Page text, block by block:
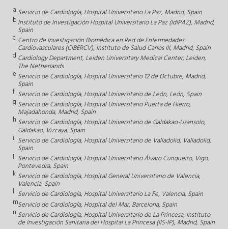
a Servicio de Cardiología, Hospital Universitario La Paz, Madrid, Spain
bInstituto de Investigación Hospital Universitario La Paz (IdiPAZ), Madrid,
Spain
c Centro de Investigación Biomédica en Red de Enfermedades
Cardiovasculares (CIBERCV), Instituto de Salud Carlos III, Madrid, Spain
d Cardiology Department, Leiden Universitary Medical Center, Leiden,
The Netherlands
e Servicio de Cardiología, Hospital Universitario 12 de Octubre, Madrid,
Spain
f Servicio de Cardiología, Hospital Universitario de León, León, Spain
g Servicio de Cardiología, Hospital Universitario Puerta de Hierro,
Majadahonda, Madrid, Spain
h Servicio de Cardiología, Hospital Universitario de Galdakao-Usansolo,
Galdakao, Vizcaya, Spain
i Servicio de Cardiología, Hospital Universitario de Valladolid, Valladolid,
Spain
j Servicio de Cardiología, Hospital Universitario Álvaro Cunqueiro, Vigo,
Pontevedra, Spain
k Servicio de Cardiología, Hospital General Universitario de Valencia,
Valencia, Spain
l Servicio de Cardiología, Hospital Universitario La Fe, Valencia, Spain
mServicio de Cardiología, Hospital del Mar, Barcelona, Spain
n Servicio de Cardiología, Hospital Universitario de La Princesa, Instituto
de Investigación Sanitaria del Hospital La Princesa (IIS-IP), Madrid, Spain